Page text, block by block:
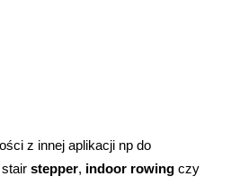
z innej aplikacji np do
stepper, indoor rowing czy